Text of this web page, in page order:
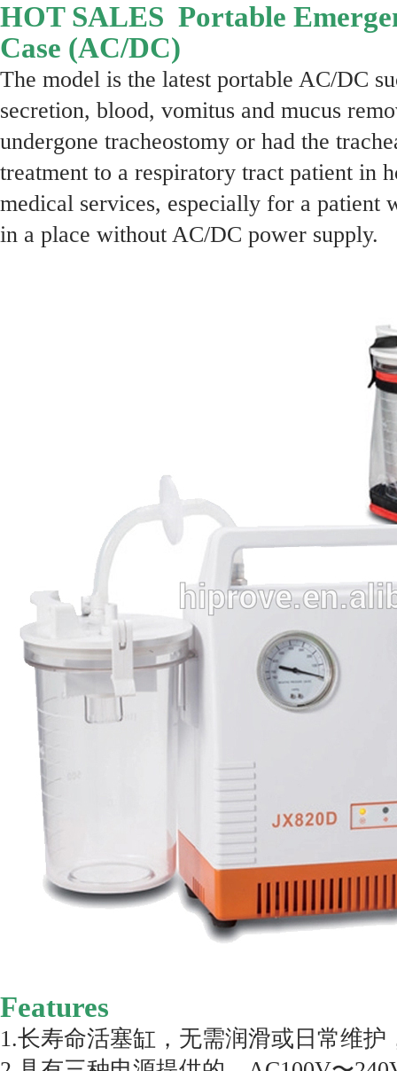
HOT SALES Portable
Case (AC/DC)
The model is the latest portable AC/DC
secretion, blood, vomitus and mucus
undergone tracheostomy or had the
treatment to a respiratory tract patient in
medical services, especially for a patient
in a place without AC/DC power supply.
Features
1.长寿命活塞缸，无需润滑或日常维